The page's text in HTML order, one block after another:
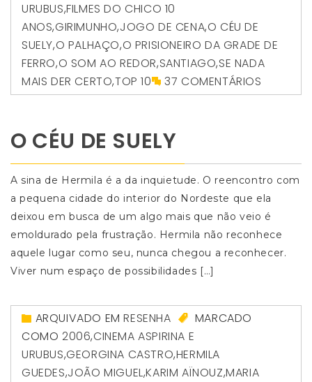
URUBUS,FILMES DO CHICO 10
ANOS,GIRIMUNHO,JOGO DE CENA,O CÉU DE
SUELY,O PALHAÇO,O PRISIONEIRO DA GRADE DE
FERRO,O SOM AO REDOR,SANTIAGO,SE NADA
MAIS DER CERTO,TOP 10 37 COMENTÁRIOS
O CÉU DE SUELY
A sina de Hermila é a da inquietude. O reencontro com
a pequena cidade do interior do Nordeste que ela
deixou em busca de um algo mais que não veio é
emoldurado pela frustração. Hermila não reconhece
aquele lugar como seu, nunca chegou a reconhecer.
Viver num espaço de possibilidades […]
ARQUIVADO EMRESENHA
MARCADO
COMO 2006,CINEMA ASPIRINA E
URUBUS,GEORGINA CASTRO,HERMILA
GUEDES,JOÃO MIGUEL,KARIM AÏNOUZ,MARIA